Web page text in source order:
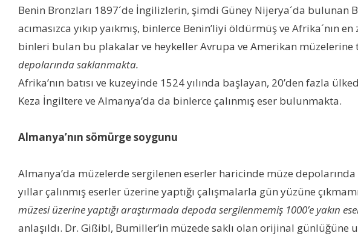
Benin Bronzları 1897´de İngilizlerin, şimdi Güney Nijerya´da
acımasızca yıkıp yaıkmış, binlerce Benin’liyi öldürmüş ve
binleri bulan bu plakalar ve heykeller Avrupa ve Amerikan müzelerine
depolarında saklanmakta.
Afrika’nın batısı ve kuzeyinde 1524 yılında başlayan, 20’den fazla
Keza İngiltere ve Almanya’da da binlerce çalınmış eser bulunmakta.
Almanya’nın sömürge soygunu
Almanya’da müzelerde sergilenen eserler haricinde müze
yıllar çalınmış eserler üzerine yaptığı çalışmalarla gün yüzüne
müzesi üzerine yaptığı araştırmada depoda sergilenmemiş 1000’e yakın
anlaşıldı. Dr. Gißibl, Bumiller’in müzede saklı olan orijinal günlüğüne